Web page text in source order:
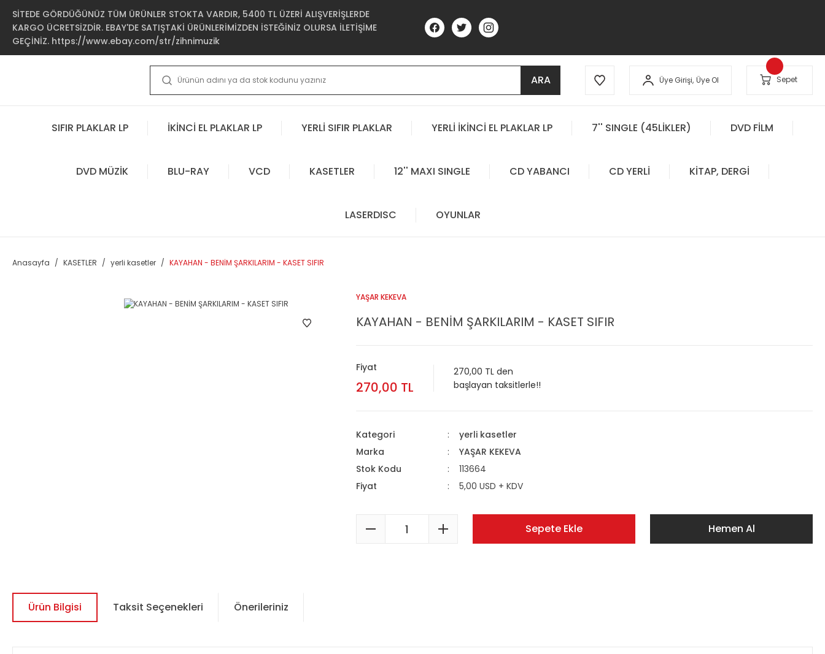
SİTEDE GÖRDÜĞÜNÜZ TÜM ÜRÜNLER STOKTA VARDIR, 5400 TL ÜZERİ ALIŞVERİŞLERDE
KARGO ÜCRETSİZDİR. EBAY'DE SATIŞTAKİ ÜRÜNLERİMİZDEN İSTEĞİNİZ OLURSA İLETİŞİME
GEÇİNİZ. https://www.ebay.com/str/zihnimuzik
ARA Üye Girişi, Üye Ol Sepet
SIFIR PLAKLAR LP İKİNCİ EL PLAKLAR LP YERLİ SIFIR PLAKLAR YERLİ İKİNCİ EL PLAKLAR LP 7'' SINGLE (45LİKLER) DVD FİLM
DVD MÜZİK BLU-RAY VCD KASETLER 12'' MAXI SINGLE CD YABANCI CD YERLİ KİTAP, DERGİ
LASERDISC OYUNLAR
Anasayfa KASETLER yerli kasetler KAYAHAN - BENİM ŞARKILARIM - KASET SIFIR
YAŞAR KEKEVA
KAYAHAN - BENİM ŞARKILARIM - KASET SIFIR
Fiyat
270,00 TL
270,00 TL den
başlayan taksitlerle!!
Kategori
yerli kasetler
Marka
YAŞAR KEKEVA
Stok Kodu
113664
Fiyat
5,00 USD + KDV
Sepete Ekle Hemen Al
Ürün Bilgisi Taksit Seçenekleri Önerileriniz